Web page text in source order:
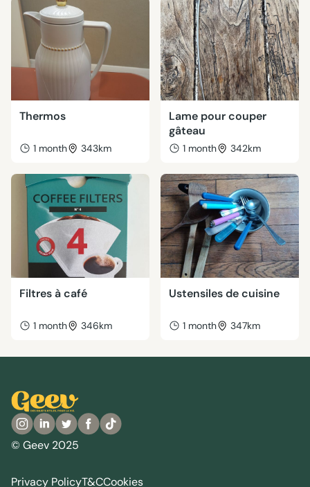
Thermos
1 month 343km
Lame pour couper
gâteau
1 month 342km
Filtres à café
1 month 346km
Ustensiles de cuisine
1 month 347km
© Geev 2025
Privacy PolicyT&CCookies